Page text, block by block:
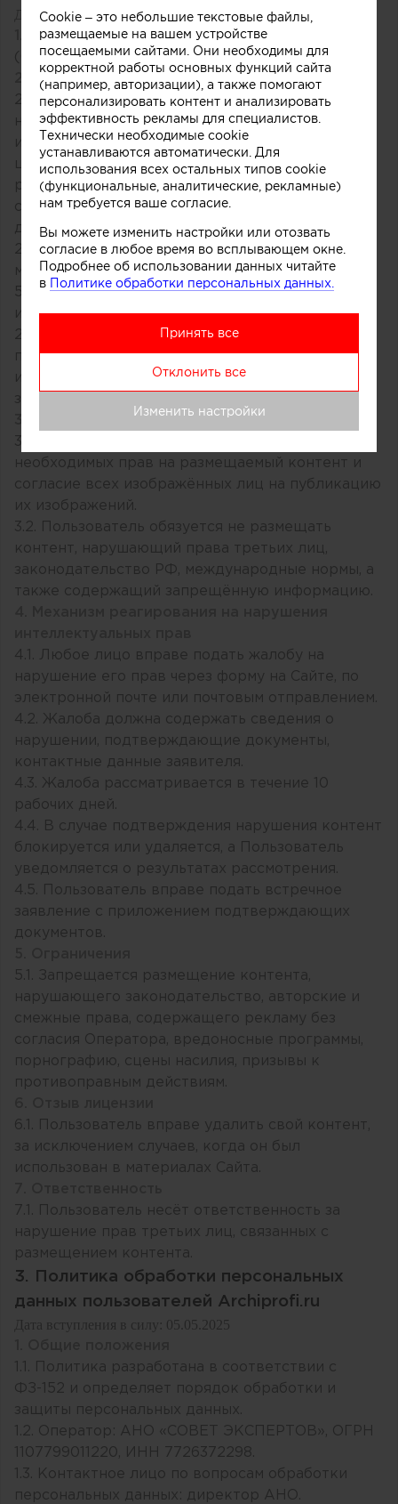
Дата вступления в силу: 05.05.2025
1. Термины и определения
(См. раздел1 Правил пользования сайтом)
2. Предоставление прав
2.1. Пользователь предоставляет Оператору
неисключительную бесплатную лицензию на
использование размещённого контента для
целей функционирования, продвижения и
рекламы Сайта, публикации в СМИ, социальных
сетях и иных ресурсах, связанных с
деятельностью Сайта.
2.2. Лицензия действует на территории всего
мира на срок размещения контента и в течение
5 лет после его удаления, если контент был
использован в материалах Сайта.
2.3. Оператор вправе использовать контент
полностью или частично, с указанием авторства
или без такового, если это не противоречит
законодательству РФ.
3. Гарантии Пользователя
3.1. Пользователь гарантирует наличие всех
необходимых прав на размещаемый контент и
согласие всех изображённых лиц на публикацию
их изображений.
3.2. Пользователь обязуется не размещать
контент, нарушающий права третьих лиц,
законодательство РФ, международные нормы, а
также содержащий запрещённую информацию.
4.1. Любое лицо вправе подать жалобу на
нарушение его прав через форму на Сайте, по
электронной почте или почтовым отправлением.
4.2. Жалоба должна содержать сведения о
нарушении, подтверждающие документы,
контактные данные заявителя.
4.3. Жалоба рассматривается в течение 10
рабочих дней.
4.4. В случае подтверждения нарушения контент
блокируется или удаляется, а Пользователь
уведомляется о результатах рассмотрения.
4.5. Пользователь вправе подать встречное
заявление с приложением подтверждающих
документов.
5.1. Запрещается размещение контента,
нарушающего законодательство, авторские и
смежные права, содержащего рекламу без
согласия Оператора, вредоносные программы,
порнографию, сцены насилия, призывы к
противоправным действиям.
6.1. Пользователь вправе удалить свой контент,
за исключением случаев, когда он был
использован в материалах Сайта.
7.1. Пользователь несёт ответственность за
нарушение прав третьих лиц, связанных с
размещением контента.
3. Политика обработки персональных
данных пользователей Archiprofi.ru
Дата вступления в силу: 05.05.2025
1.1. Политика разработана в соответствии с
ФЗ-152 и определяет порядок обработки и
защиты персональных данных.
1.2. Оператор: АНО «СОВЕТ ЭКСПЕРТОВ», ОГРН
1107799011220, ИНН 7726372298.
1.3. Контактное лицо по вопросам обработки
персональных данных: директор АНО.
Cookie – это небольшие текстовые файлы,
размещаемые на вашем устройстве
посещаемыми сайтами. Они необходимы для
корректной работы основных функций сайта
(например, авторизации), а также помогают
персонализировать контент и анализировать
эффективность рекламы для специалистов.
Технически необходимые cookie
устанавливаются автоматически. Для
использования всех остальных типов cookie
(функциональные, аналитические, рекламные)
нам требуется ваше согласие.
Вы можете изменить настройки или отозвать
согласие в любое время во всплывающем окне.
Подробнее об использовании данных читайте
в Политике обработки персональных данных.
Принять все
Отклонить все
Изменить настройки